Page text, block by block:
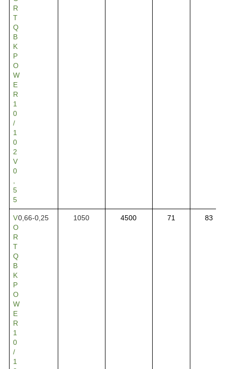
R
T
Q
B
K
P
O
W
E
R
1
0
/
1
0
2
V
0
5
5
V
O
R
T
Q
B
K
P
O
W
E
R
1
0
/
1
0,66-0,25 1050 4500 71 83